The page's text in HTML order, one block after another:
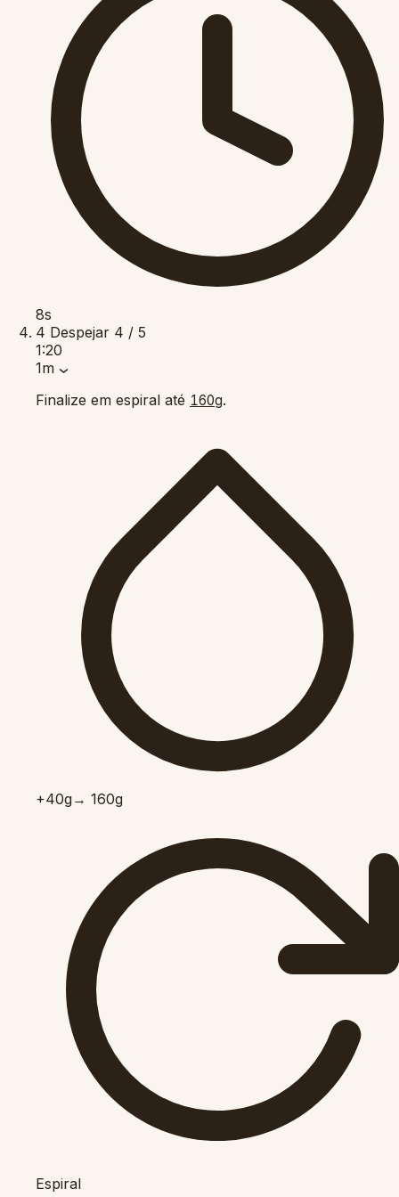
8s
4 Despejar 4 / 5
1:20
1m
Finalize em espiral até 160g.
+40g→ 160g
Espiral